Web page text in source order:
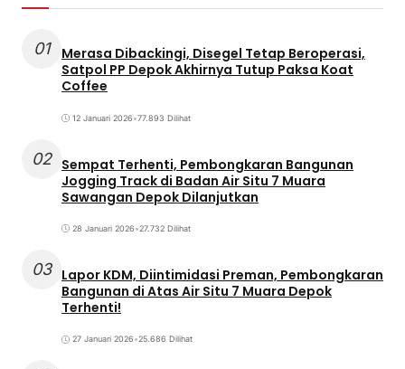
01
Merasa Dibackingi, Disegel Tetap Beroperasi,
Satpol PP Depok Akhirnya Tutup Paksa Koat
Coffee
12 Januari 2026•77.893 Dilihat
02 Sempat Terhenti, Pembongkaran Bangunan
Jogging Track di Badan Air Situ 7 Muara
Sawangan Depok Dilanjutkan
28 Januari 2026•27.732 Dilihat
03 Lapor KDM, Diintimidasi Preman, Pembongkaran
Bangunan di Atas Air Situ 7 Muara Depok
Terhenti!
27 Januari 2026•25.686 Dilihat